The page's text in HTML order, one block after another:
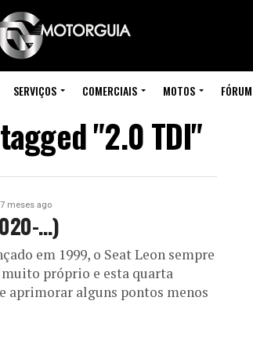
SERVIÇOS COMERCIAIS MOTOS FÓRUM
"2.0 TDI"
7 meses ago
…)
em 1999, o Seat Leon sempre
próprio e esta quarta
aprimorar alguns pontos menos